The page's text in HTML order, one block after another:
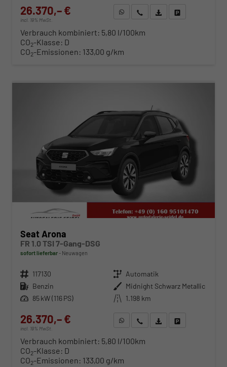
26.370,– €
incl. 19% MwSt.
WhatsApp anfragen
Wir rufen Sie anFahrzeugexposé (PDF)
Verbrauch kombiniert: 5,80 l/100km
CO2-Klasse: D
CO2-Emissionen: 133,00 g/km
Seat Arona
FR 1.0 TSI 7-Gang-DSG
sofort lieferbar Neuwagen
Fahrzeugnr. 117130 Getriebe Automatik
Kraftstoff Benzin Außenfarbe Midnight Schwarz Metallic
Leistung 85 kW (116 PS) Kilometerstand 1.198 km
26.370,– €
incl. 19% MwSt.
WhatsApp anfragen
Wir rufen Sie anFahrzeugexposé (PDF)
Verbrauch kombiniert: 5,80 l/100km
CO2-Klasse: D
CO2-Emissionen: 133,00 g/km